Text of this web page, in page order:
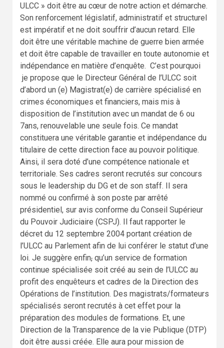
ULCC » doit être au cœur de notre action et démarche.
Son renforcement législatif, administratif et structurel
est impératif et ne doit souffrir d’aucun retard. Elle
doit être une véritable machine de guerre bien armée
et doit être capable de travailler en toute autonomie et
indépendance en matière d’enquête. C’est pourquoi
je propose que le Directeur Général de l’ULCC soit
d’abord un (e) Magistrat(e) de carrière spécialisé en
crimes économiques et financiers, mais mis à
disposition de l’institution avec un mandat de 6 ou
7ans, renouvelable une seule fois. Ce mandat
constituera une véritable garantie et indépendance du
titulaire de cette direction face au pouvoir politique.
Ainsi, il sera doté d’une compétence nationale et
territoriale. Ses cadres seront recrutés sur concours
sous le leadership du DG et de son staff. Il sera
nommé ou confirmé à son poste par arrêté
présidentiel, sur avis conforme du Conseil Supérieur
du Pouvoir Judiciaire (CSPJ). Il faut rapporter le
décret du 12 septembre 2004 portant création de
l’ULCC au Parlement afin de lui conférer le statut d’une
loi. Je suggère enfin, qu’un service de formation
continue spécialisée soit créé au sein de l’ULCC au
profit des enquêteurs et cadres de la Direction des
Opérations de l’institution. Des magistrats/formateurs
spécialisés seront recrutés à cet effet pour la
préparation des modules de formations. Et, une
Direction de la Transparence de la vie Publique (DTP)
doit être aussi créée. Elle aura pour mission de